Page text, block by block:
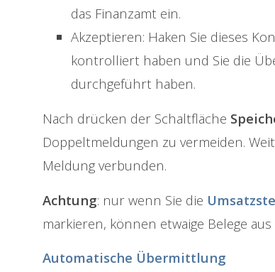
das Finanzamt ein.
Akzeptieren: Haken Sie dieses
kontrolliert haben und Sie die
durchgeführt haben.
Nach drücken der Schaltfläche
Doppeltmeldungen zu vermeiden.
Meldung verbunden.
Achtung: nur wenn Sie die
markieren, können etwaige Belege
Automatische Übermittlung